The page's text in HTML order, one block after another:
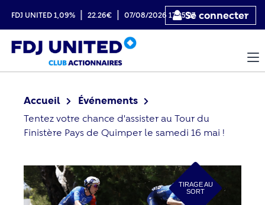
FDJ UNITED 1,09% | 22.26€ | 07/08/2026 17:35:27Se connecter
Accueil
Événements
Tentez votre chance d'assister au Tour du
Finistère Pays de Quimper le samedi 16 mai !
TIRAGE AU
SORT